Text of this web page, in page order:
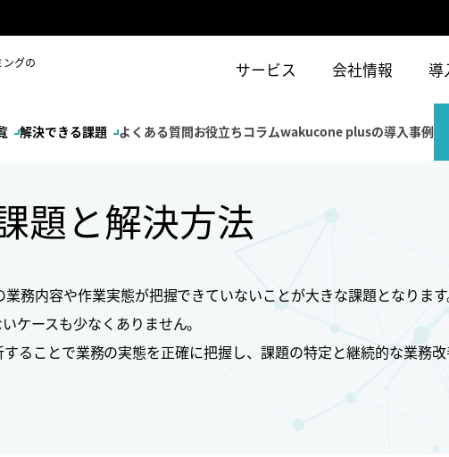
ングの
サービス 会社情報 導
解決できる課題 よくある質問 お役立ちコラムwakucone plusの導入事例
題と解決方法
務内容や作業実態が把握できていないことが大きな課題となりま
ケースも少なくありません。
ることで業務の実態を正確に把握し、課題の特定と継続的な業務